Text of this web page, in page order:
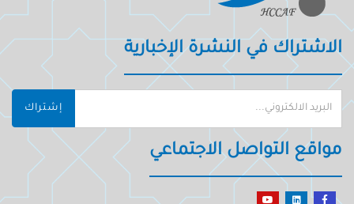
الاشتراك في النشرة الإخبارية
إشتراك
مواقع التواصل الاجتماعي